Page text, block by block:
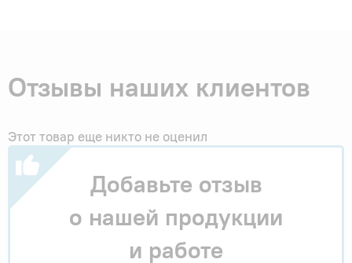
Отзывы наших клиентов
Этот товар еще никто не оценил
Добавьте отзыв
о нашей продукции
и работе